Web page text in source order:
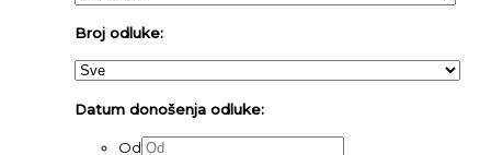
Broj odluke:
Datum donošenja odluke:
Od